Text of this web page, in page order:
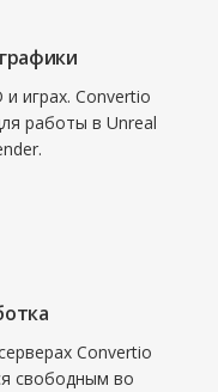
играх. Convertio
работы в Unreal
Convertio
свободным во